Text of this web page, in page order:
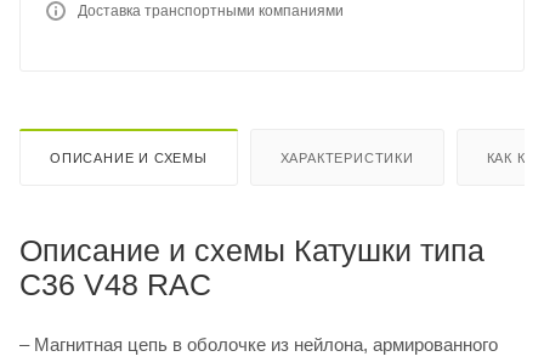
Доставка транспортными компаниями
ОПИСАНИЕ И СХЕМЫ ХАРАКТЕРИСТИКИ КАК
Описание и схемы Катушки типа
C36 V48 RAC
– Магнитная цепь в оболочке из нейлона, армированного